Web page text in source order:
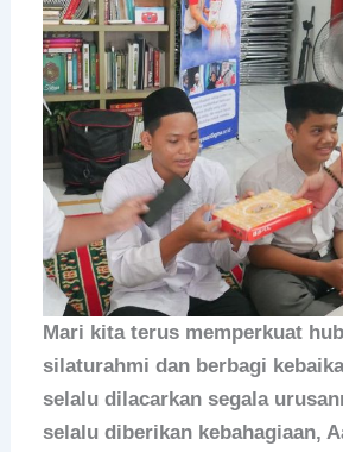
Mari kita terus memperkuat
silaturahmi dan berbagi
selalu dilacarkan segala
selalu diberikan kebahagiaan,